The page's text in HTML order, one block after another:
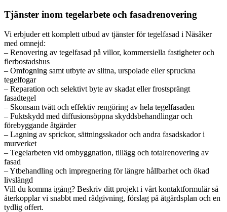
Tjänster inom tegelarbete och fasadrenovering
Vi erbjuder ett komplett utbud av tjänster för tegelfasad i Näsåker
med omnejd:
– Renovering av tegelfasad på villor, kommersiella fastigheter och
flerbostadshus
– Omfogning samt utbyte av slitna, urspolade eller spruckna
tegelfogar
– Reparation och selektivt byte av skadat eller frostsprängt
fasadtegel
– Skonsam tvätt och effektiv rengöring av hela tegelfasaden
– Fuktskydd med diffusionsöppna skyddsbehandlingar och
förebyggande åtgärder
– Lagning av sprickor, sättningsskador och andra fasadskador i
murverket
– Tegelarbeten vid ombyggnation, tillägg och totalrenovering av
fasad
– Ytbehandling och impregnering för längre hållbarhet och ökad
livslängd
Vill du komma igång? Beskriv ditt projekt i vårt kontaktformulär så
återkopplar vi snabbt med rådgivning, förslag på åtgärdsplan och en
tydlig offert.